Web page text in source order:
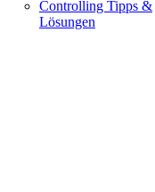
Controlling Tipps &
Lösungen